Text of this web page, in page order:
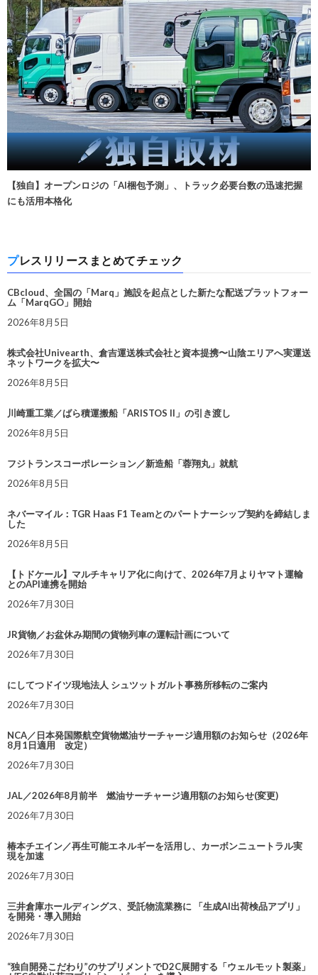
【独自】オープンロジの「AI梱包予測」、トラック必要台数の迅速把握
にも活用本格化
プレスリリースまとめてチェック
CBcloud、全国の「Marq」施設を起点とした新たな配送プラットフォー
ム「MarqGO」開始
2026年8月5日
株式会社Univearth、倉吉運送株式会社と資本提携〜山陰エリアへ実運送
ネットワークを拡大〜
2026年8月5日
川崎重工業／ばら積運搬船「ARISTOS II」の引き渡し
2026年8月5日
フジトランスコーポレーション／新造船「蓉翔丸」就航
2026年8月5日
ネバーマイル：TGR Haas F1 Teamとのパートナーシップ契約を締結しま
した
2026年8月5日
【トドケール】マルチキャリア化に向けて、2026年7月よりヤマト運輸
とのAPI連携を開始
2026年7月30日
JR貨物／お盆休み期間の貨物列車の運転計画について
2026年7月30日
にしてつドイツ現地法人 シュツットガルト事務所移転のご案内
2026年7月30日
NCA／日本発国際航空貨物燃油サーチャージ適用額のお知らせ（2026年
8月1日適用 改定）
2026年7月30日
JAL／2026年8月前半 燃油サーチャージ適用額のお知らせ(変更)
2026年7月30日
椿本チエイン／再生可能エネルギーを活用し、カーボンニュートラル実
現を加速
2026年7月30日
三井倉庫ホールディングス、受託物流業務に 「生成AI出荷検品アプリ」
を開発・導入開始
2026年7月30日
“独自開発こだわり”のサプリメントでD2C展開する「ウェルモット製薬」